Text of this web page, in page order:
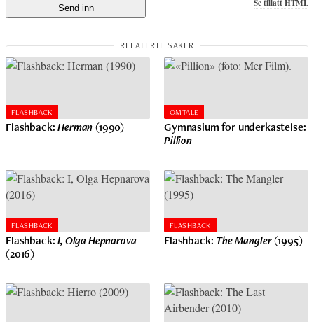
Se tillatt HTML
FLASHBACK
Flashback: Herman(1990)
OMTALE
Gymnasium for underkastelse:
Pillion
FLASHBACK
Flashback: I, Olga Hepnarova
(2016)
FLASHBACK
Flashback: The Mangler(1995)